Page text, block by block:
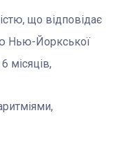
що відповідає
Нью-Йоркської
місяців,